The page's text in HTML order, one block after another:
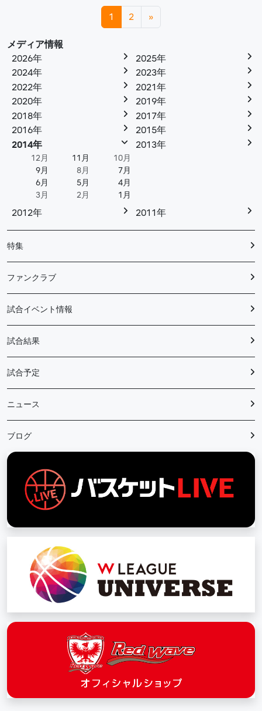
投稿ナビゲーション
1 2 »
メディア情報
2026年
2025年
2024年
2023年
2022年
2021年
2020年
2019年
2018年
2017年
2016年
2015年
2014年
12月 11月
10月
9月
8月
7月
6月
5月
4月
3月
2月 1月
2013年
2012年 2011年
特集
ファンクラブ
試合イベント情報
試合結果
試合予定
ニュース
ブログ